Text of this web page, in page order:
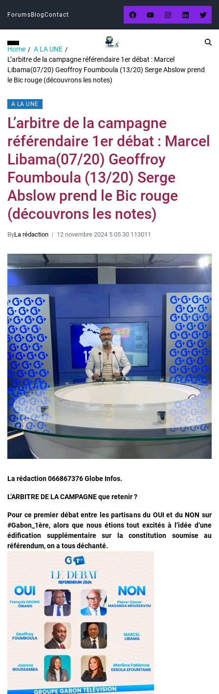
Forums BlogContact
Home
A LA UNE
L’arbitre de la campagne référendaire 1er débat : Marcel
Libama(07/20) Geoffroy Foumboula (13/20) Serge Abslow prend
le Bic rouge (découvrons les notes)
A LA UNE
L’arbitre de la campagne
référendaire 1er débat : Marcel
Libama(07/20) Geoffroy
Foumboula (13/20) Serge
Abslow prend le Bic rouge
(découvrons les notes)
ByLa rédaction 12 novembre 2024 5 05 30 113011
La rédaction 066867376 Globe Infos.
L’ARBITRE DE LA CAMPAGNE que retenir ?
Pour ce premier débat entre les partisans du OUI et du NON sur
#Gabon_1ère, alors que nous étions tout excités à l’idée d’une
édification supplémentaire sur la constitution soumise au
référendum, on a tous déchanté.